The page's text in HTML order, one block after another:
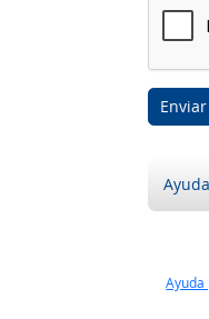
Ayuda